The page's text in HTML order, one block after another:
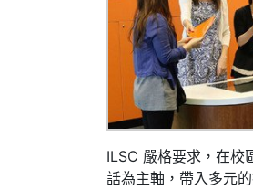
ILSC 嚴格要求，在校
話為主軸，帶入多元